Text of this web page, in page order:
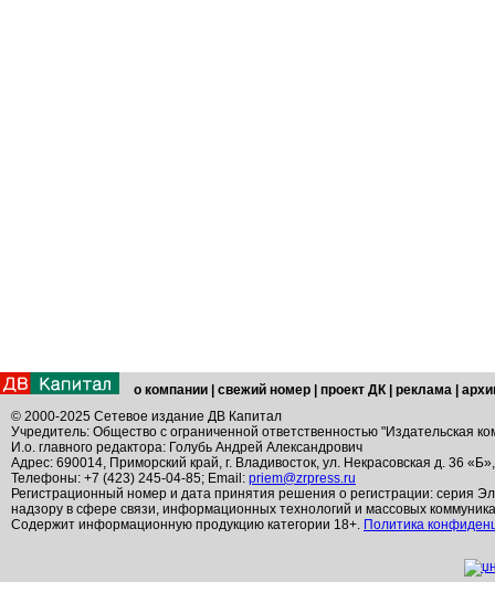
о компании свежий номер проект ДК реклама
© 2000-2025 Сетевое издание ДВ Капитал
Учредитель: Общество с ограниченной ответственностью "Издательская
И.о. главного редактора: Голубь Андрей Александрович
Адрес: 690014, Приморский край, г. Владивосток, ул. Некрасовская д. 36
Телефоны: +7 (423) 245-04-85; Email: priem@zrpress.ru
Регистрационный номер и дата принятия решения о регистрации: серия
надзору в сфере связи, информационных технологий и массовых
Содержит информационную продукцию категории 18+. Политика